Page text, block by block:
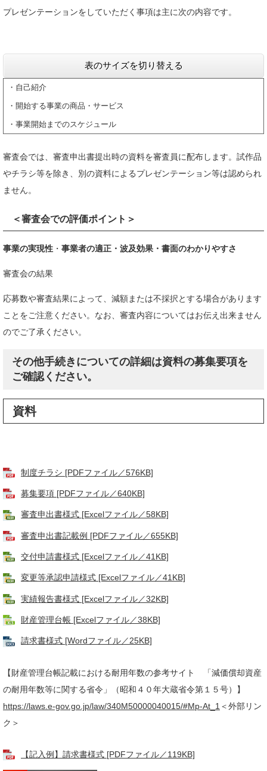
プレゼンテーションをしていただく事項は主に次の内容です。
表のサイズを切り替える
・自己紹介
・開始する事業の商品・サービス
・事業開始までのスケジュール
審査会では、審査申出書提出時の資料を審査員に配布します。試作品
やチラシ等を除き、別の資料によるプレゼンテーション等は認められ
ません。
＜審査会での評価ポイント＞
事業の実現性 ・ 事業者の適正・波及効果・書面のわかりやすさ
審査会の結果
応募数や審査結果によって、減額または不採択とする場合があります
ことをご注意ください。なお、審査内容についてはお伝え出来ません
のでご了承ください。
その他手続きについての詳細は資料の募集要項を
ご確認ください。
資料
制度チラシ [PDFファイル／576KB]
募集要項 [PDFファイル／640KB]
審査申出書様式 [Excelファイル／58KB]
審査申出書記載例 [PDFファイル／655KB]
交付申請書様式 [Excelファイル／41KB]
変更等承認申請様式 [Excelファイル／41KB]
実績報告書様式 [Excelファイル／32KB]
財産管理台帳 [Excelファイル／38KB]
請求書様式 [Wordファイル／25KB]
【財産管理台帳記載における耐用年数の参考サイト 「減価償却資産
の耐用年数等に関する省令」（昭和４０年大蔵省令第１５号）】
https://laws.e-gov.go.jp/law/340M50000040015/#Mp-At_1 ＜外部リン
ク＞
【記入例】請求書様式 [PDFファイル／119KB]